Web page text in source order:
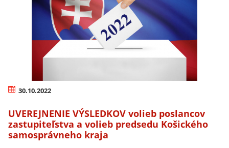
30.10.2022
UVEREJNENIE VÝSLEDKOV volieb poslancov
zastupiteľstva a volieb predsedu Košického
samosprávneho kraja